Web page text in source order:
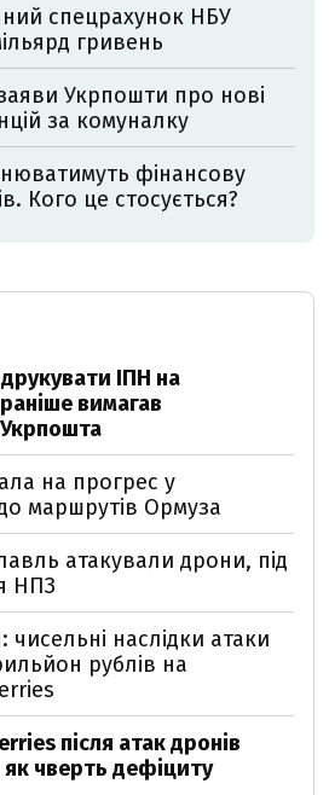
спецрахунок НБУ
гривень
Укрпошти про нові
за комуналку
фінансову
Кого це стосується?
ІПН на
вимагав
на прогрес у
маршрутів Ормуза
атакували дрони, під
НПЗ
наслідки атаки
рублів на
після атак дронів
чверть дефіциту